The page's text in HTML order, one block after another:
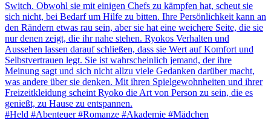
Switch. Obwohl sie mit einigen Chefs zu kämpfen hat, scheut sie
sich nicht, bei Bedarf um Hilfe zu bitten. Ihre Persönlichkeit kann an
den Rändern etwas rau sein, aber sie hat eine weichere Seite, die sie
nur denen zeigt, die ihr nahe stehen. Ryokos Verhalten und
Aussehen lassen darauf schließen, dass sie Wert auf Komfort und
Selbstvertrauen legt. Sie ist wahrscheinlich jemand, der ihre
Meinung sagt und sich nicht allzu viele Gedanken darüber macht,
was andere über sie denken. Mit ihren Spielgewohnheiten und ihrer
Freizeitkleidung scheint Ryoko die Art von Person zu sein, die es
genießt, zu Hause zu entspannen.
#Held #Abenteuer #Romanze #Akademie #Mädchen